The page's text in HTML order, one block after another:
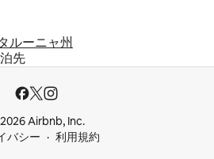
ルーニャ州
先
Airbnb, Inc.
バシー
利用規約